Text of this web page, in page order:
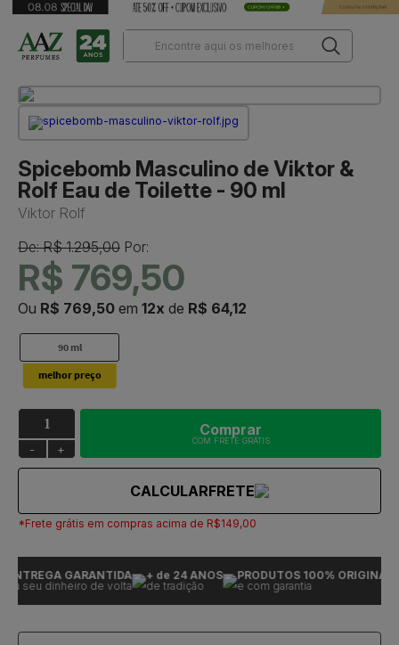
Spicebomb Masculino de Viktor &
Rolf Eau de Toilette - 90 ml
Viktor Rolf
De: R$ 1.295,00 Por:
R$ 769,50
Ou R$ 769,50 em 12x de R$ 64,12
90 ml
- +
Comprar
COM FRETE GRÁTIS
CALCULARFRETE
*Frete grátis em compras acima de R$149,00
GARANTIDA
seu dinheiro de volta
+ de 24 ANOS
de tradição
PRODUTOS 100% ORIGINAIS
e com garantia